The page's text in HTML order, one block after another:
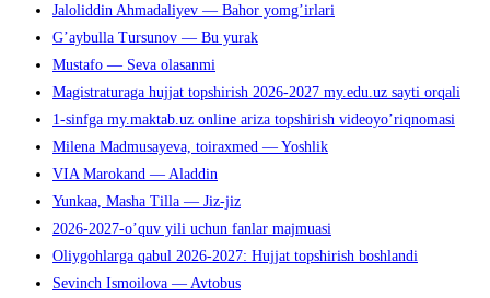
Jaloliddin Ahmadaliyev — Bahor yomg’irlari
G’aybulla Tursunov — Bu yurak
Mustafo — Seva olasanmi
Magistraturaga hujjat topshirish 2026-2027 my.edu.uz sayti orqali
1-sinfga my.maktab.uz online ariza topshirish videoyo’riqnomasi
Milena Madmusayeva, toiraxmed — Yoshlik
VIA Marokand — Aladdin
Yunkaa, Masha Tilla — Jiz-jiz
2026-2027-o’quv yili uchun fanlar majmuasi
Oliygohlarga qabul 2026-2027: Hujjat topshirish boshlandi
Sevinch Ismoilova — Avtobus